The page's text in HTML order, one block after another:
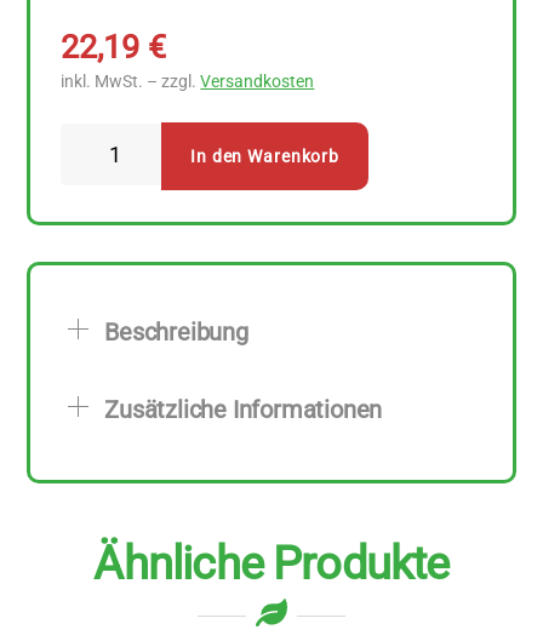
22,19 €
inkl. MwSt. – zzgl.Versandkosten
zu
Menge
In den Warenkorb
Beschreibung
Zusätzliche Informationen
Ähnliche Produkte